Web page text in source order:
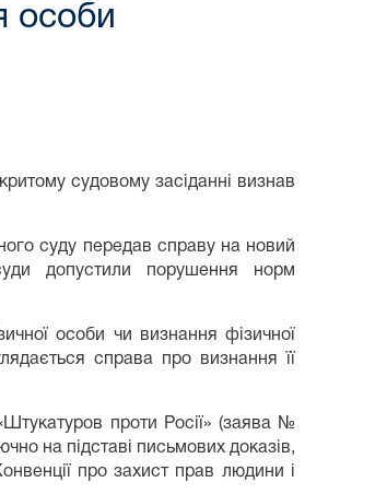
особи
судовому засіданні визнав
суду передав справу на новий
допустили порушення норм
особи чи визнання фізичної
справа про визнання її
проти Росії» (заява №
на підставі письмових доказів,
про захист прав людини і